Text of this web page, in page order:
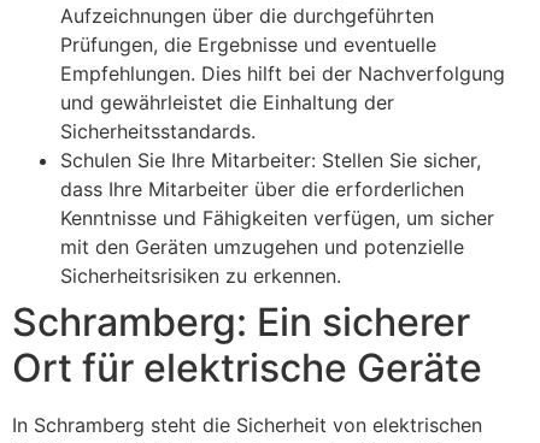
Aufzeichnungen über die durchgeführten
Prüfungen, die Ergebnisse und eventuelle
Empfehlungen. Dies hilft bei der Nachverfolgung
und gewährleistet die Einhaltung der
Sicherheitsstandards.
Schulen Sie Ihre Mitarbeiter: Stellen Sie sicher,
dass Ihre Mitarbeiter über die erforderlichen
Kenntnisse und Fähigkeiten verfügen, um sicher
mit den Geräten umzugehen und potenzielle
Sicherheitsrisiken zu erkennen.
Schramberg: Ein sicherer
Ort für elektrische Geräte
In Schramberg steht die Sicherheit von elektrischen